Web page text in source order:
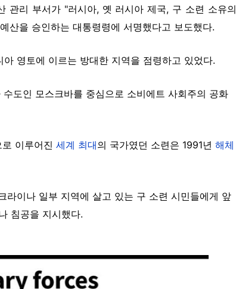
관리 부서가 "러시아, 옛 러시아 제국, 구 소련 소유의
산을 승인하는 대통령령에 서명했다고 보도했다.
영토에 이르는 방대한 지역을 점령하고 있었다.
도인 모스크바를 중심으로 소비에트 사회주의 공화
이루어진 세계 최대의 국가였던 소련은 1991년 해체
이나 일부 지역에 살고 있는 구 소련 시민들에게 앞
침공을 지시했다.